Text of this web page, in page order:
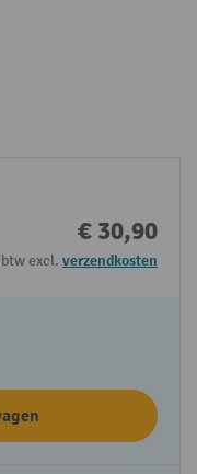
€ 30,90
excl. verzendkosten